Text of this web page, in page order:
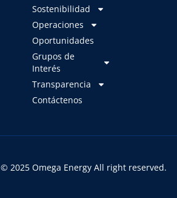
Sostenibilidad
Operaciones
Oportunidades
Grupos de
Interés
Transparencia
Contáctenos
© 2025 Omega Energy All right reserved.